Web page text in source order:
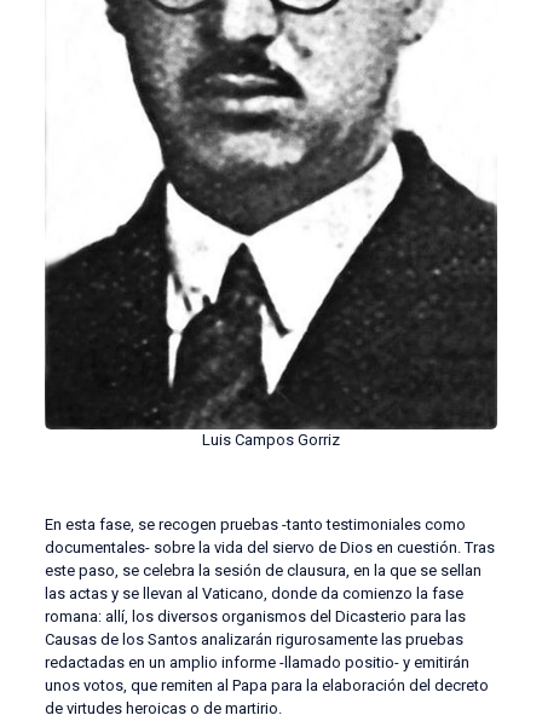
Luis Campos Gorriz
En esta fase, se recogen pruebas -tanto testimoniales como
documentales- sobre la vida del siervo de Dios en cuestión. Tras
este paso, se celebra la sesión de clausura, en la que se sellan
las actas y se llevan al Vaticano, donde da comienzo la fase
romana: allí, los diversos organismos del Dicasterio para las
Causas de los Santos analizarán rigurosamente las pruebas
redactadas en un amplio informe -llamado positio- y emitirán
unos votos, que remiten al Papa para la elaboración del decreto
de virtudes heroicas o de martirio.